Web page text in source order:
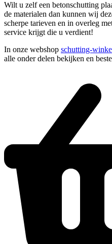
Wilt u zelf een betonschutting
de materialen dan kunnen wij
scherpe tarieven en in overleg
service krijgt die u verdient!
In onze webshop schutting-
alle onder delen bekijken en